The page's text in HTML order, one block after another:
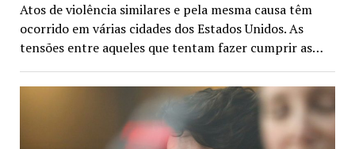
Atos de violência similares e pela mesma causa têm
ocorrido em várias cidades dos Estados Unidos. As
tensões entre aqueles que tentam fazer cumprir as…